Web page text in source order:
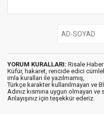
YORUM KURALLARI: Risale
Küfür, hakaret, rencide edici
imla kuralları ile yazılmamış,
Türkçe karakter kullanılmayan ve
Adınız kısmına uygun olmayan
Anlayışınız için teşekkür ederiz.